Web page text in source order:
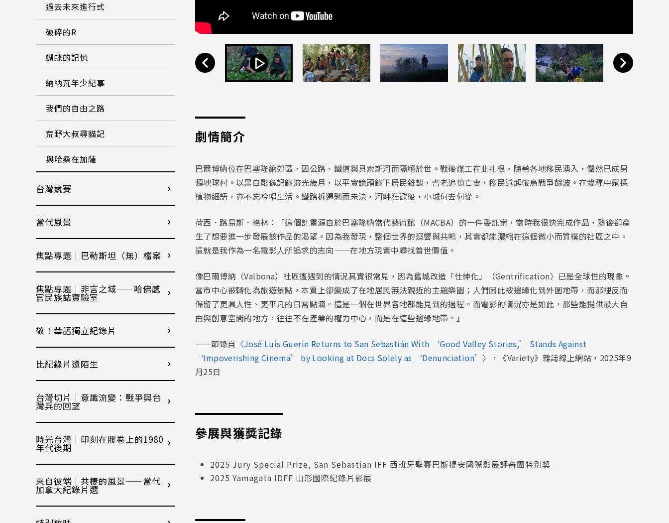
劇情簡介
巴爾博納位在巴塞隆納郊區，因公路、鐵道與貝索斯河而隔絕於世。戰後煤工在此扎根，隨著各地移民湧入，儼然已成另
類地球村。以黑白影像記錄流光歲月，以平實鏡頭錄下居民雜談，耆老追憶亡妻，移民述起俄烏戰爭餘波。在栽種中窺探
植物細語，亦不忘吟唱生活。鐵路拆遷懸而未決，河畔狂歡後，小城何去何從。
荷西．路易斯．格林：「這個計畫源自於巴塞隆納當代藝術館（MACBA）的一件委託案，當時我很快完成作品，隨後卻產
生了想要進一步發展該作品的渴望。因為我發現，整個世界的迴響與共鳴，其實都能濃縮在這個微小而質樸的社區之中。
這就是我作為一名電影人所追求的志向——在地方現實中尋找普世價值。
像巴爾博納（Valbona）社區遭遇到的情況其實很常見，因為舊城改造「仕紳化」（Gentrification）已是全球性的現象。
當市中心被轉化為旅遊景點，本質上卻變成了在地居民無法親近的主題樂園；人們因此被邊緣化到外圍地帶，而那裡反而
保留了更具人性、更平凡的日常點滴。這是一個在世界各地都能見到的過程。而電影的情況亦是如此，那些能提供最大自
由與創意空間的地方，往往不在產業的權力中心，而是在這些邊緣地帶。」
——節錄自 〈José Luis Guerin Returns to San Sebastián With ‘Good Valley Stories,’ Stands Against
‘Impoverishing Cinema’ by Looking at Docs Solely as ‘Denunciation’〉
，《Variety》雜誌線上網站，2025年9
月25日
參展與獲獎記錄
2025 Jury Special Prize, San Sebastian IFF 西班牙聖賽巴斯提安國際影展評審團特別獎
2025 Yamagata IDFF 山形國際紀錄片影展
過去未來進行式
破碎的R
蝴蝶的記憶
納納瓦年少紀事
我們的自由之路
荒野大叔尋貓記
與哈桑在加薩
台灣競賽
當代風景
焦點專題｜巴勒斯坦（無）檔案
焦點專題｜非言之域——哈佛感
官民族誌實驗室
敬！華語獨立紀錄片
比紀錄片還陌生
台灣切片｜意識流變：戰爭與台
灣兵的回望
時光台灣｜印刻在膠卷上的1980
年代後期
來自彼端｜共棲的風景——當代
加拿大紀錄片選